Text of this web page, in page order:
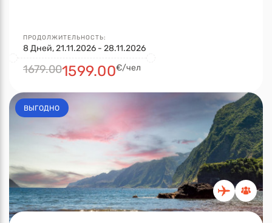
ПРОДОЛЖИТЕЛЬНОСТЬ:
8 Дней, 21.11.2026 - 28.11.2026
1679.001599.00€/чел
ВЫГОДНО